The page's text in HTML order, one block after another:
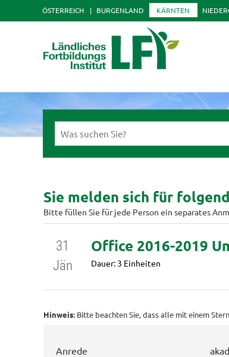
ÖSTERREICH BURGENLAND KÄRNTEN
Sie melden sich für
Bitte füllen Sie für jede Person ein separates
31
Jän
Office 2016-2019
Dauer: 3 Einheiten
Hinweis:Bitte beachten Sie, dass alle mit einem
Anrede